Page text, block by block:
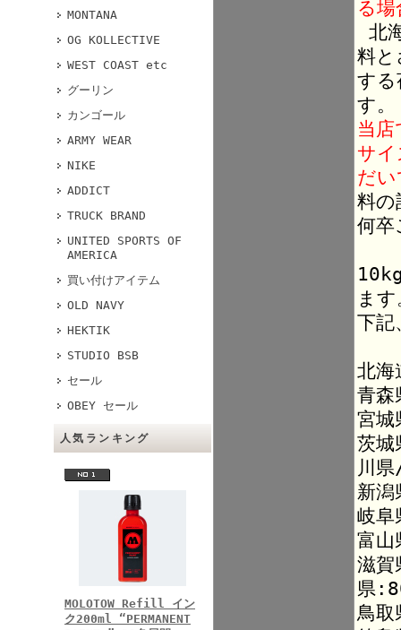
MONTANA
OG KOLLECTIVE
WEST COAST etc
グーリン
カンゴール
ARMY WEAR
NIKE
ADDICT
TRUCK BRAND
UNITED SPORTS OF
AMERICA
買い付けアイテム
OLD NAVY
HEKTIK
STUDIO BSB
セール
OBEY セール
人気ランキング
MOLOTOW Refill イン
ク200ml “PERMANENT
る
北
料と
する
す。
当
サ
だ
料の
何卒
ま
下記
北海
青
宮
茨
川
新
岐
富
滋
県
鳥